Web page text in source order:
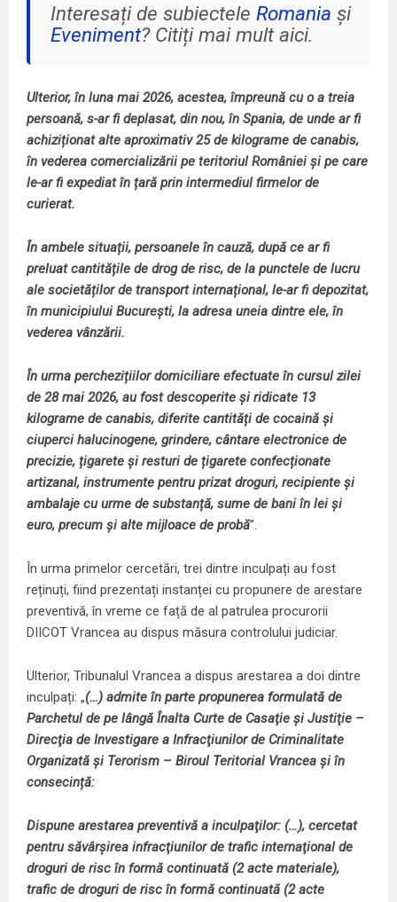
Interesați de subiectele Romania și
Eveniment? Citiți mai mult aici.
Ulterior, în luna mai 2026, acestea, împreună cu o a treia
persoană, s-ar fi deplasat, din nou, în Spania, de unde ar fi
achiziționat alte aproximativ 25 de kilograme de canabis,
în vederea comercializării pe teritoriul României și pe care
le-ar fi expediat în țară prin intermediul firmelor de
curierat.
În ambele situații, persoanele în cauză, după ce ar fi
preluat cantitățile de drog de risc, de la punctele de lucru
ale societăților de transport internațional, le-ar fi depozitat,
în municipiului București, la adresa uneia dintre ele, în
vederea vânzării.
În urma perchezițiilor domiciliare efectuate în cursul zilei
de 28 mai 2026, au fost descoperite și ridicate 13
kilograme de canabis, diferite cantități de cocaină și
ciuperci halucinogene, grindere, cântare electronice de
precizie, țigarete și resturi de țigarete confecționate
artizanal, instrumente pentru prizat droguri, recipiente și
ambalaje cu urme de substanță, sume de bani în lei și
euro, precum și alte mijloace de probă”.
În urma primelor cercetări, trei dintre inculpați au fost
reținuți, fiind prezentați instanței cu propunere de arestare
preventivă, în vreme ce față de al patrulea procurorii
DIICOT Vrancea au dispus măsura controlului judiciar.
Ulterior, Tribunalul Vrancea a dispus arestarea a doi dintre
inculpați: „(…) admite în parte propunerea formulată de
Parchetul de pe lângă Înalta Curte de Casaţie şi Justiţie –
Direcţia de Investigare a Infracţiunilor de Criminalitate
Organizată şi Terorism – Biroul Teritorial Vrancea și în
consecință:
Dispune arestarea preventivă a inculpaţilor: (…), cercetat
pentru săvârşirea infracţiunilor de trafic internaţional de
droguri de risc în formă continuată (2 acte materiale),
trafic de droguri de risc în formă continuată (2 acte